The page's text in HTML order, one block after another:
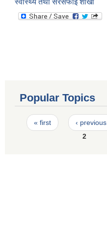
स्वास्थ्य तथा सरसफाई शाखा
Popular Topics
Pages
« first ‹ previous
2